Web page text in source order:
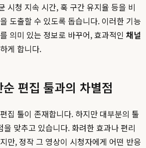
시청 지속 시간, 훅 구간 유지율 등을 비
도출할 수 있도록 돕습니다. 이러한 기능
의미 있는 정보로 바꾸어, 효과적인 채널
게 합니다.
편집 툴과의 차별점
집 툴이 존재합니다. 하지만 대부분의 툴
맞추고 있습니다. 화려한 효과나 편리
만, 정작 그 영상이 시청자에게 어떤 반응